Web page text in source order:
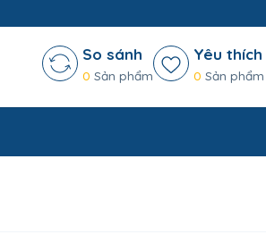
So sánh
0 Sản phẩm
Yêu thích
0 Sản phẩm